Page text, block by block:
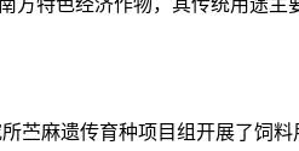
苎麻遗传育种项目组开展了饲